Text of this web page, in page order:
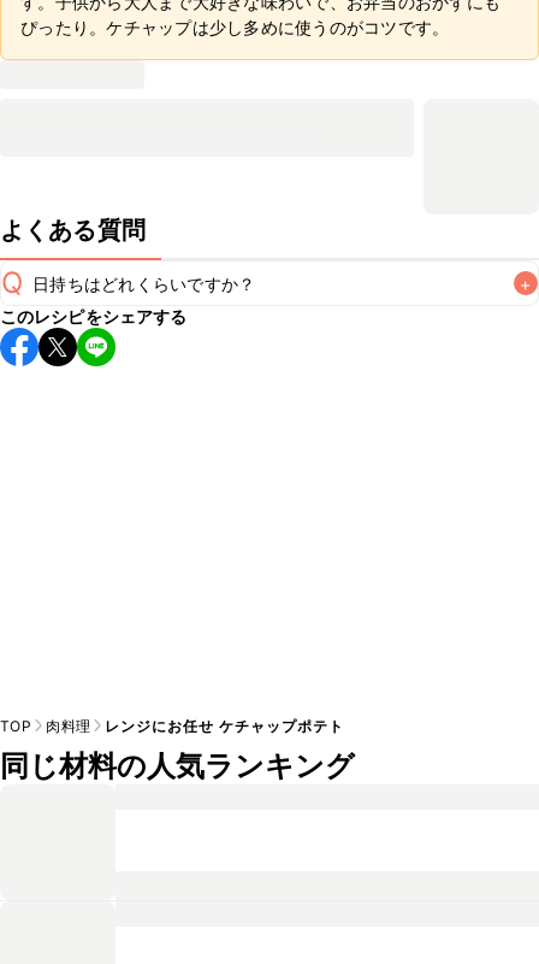
ぴったり。ケチャップは少し多めに使うのがコツです。
よくある質問
Q 日持ちはどれくらいですか？ +
保存期間は冷蔵で当日中が目安です。なるべくお早めにお召
し上がりください。
このレシピをシェアする
TOP 肉料理 レンジにお任せ ケチャップポテト
同じ材料の人気ランキング